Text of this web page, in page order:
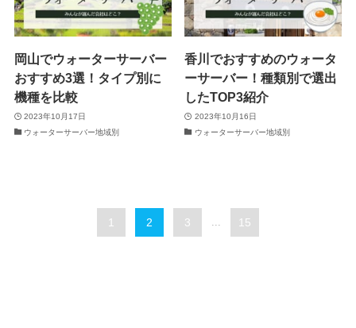
岡山でウォーターサーバー
おすすめ3選！タイプ別に
機種を比較
2023年10月17日
ウォーターサーバー地域別
香川でおすすめのウォータ
ーサーバー！種類別で選出
したTOP3紹介
2023年10月16日
ウォーターサーバー地域別
1 2 3 15